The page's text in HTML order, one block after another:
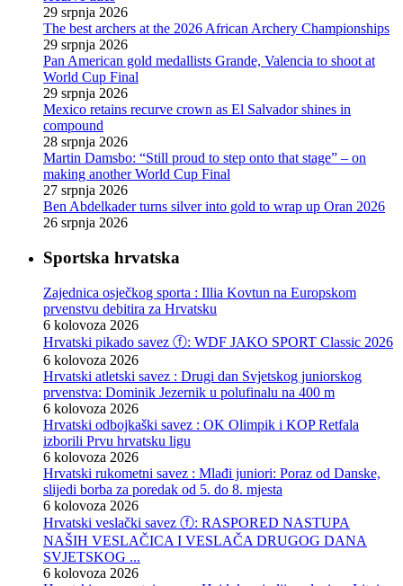
29 srpnja 2026
The best archers at the 2026 African Archery Championships
29 srpnja 2026
Pan American gold medallists Grande, Valencia to shoot at
World Cup Final
29 srpnja 2026
Mexico retains recurve crown as El Salvador shines in
compound
28 srpnja 2026
Martin Damsbo: “Still proud to step onto that stage” – on
making another World Cup Final
27 srpnja 2026
Ben Abdelkader turns silver into gold to wrap up Oran 2026
26 srpnja 2026
Sportska hrvatska
Zajednica osječkog sporta : Illia Kovtun na Europskom
prvenstvu debitira za Hrvatsku
6 kolovoza 2026
Hrvatski pikado savez ⓕ: WDF JAKO SPORT Classic 2026
6 kolovoza 2026
Hrvatski atletski savez : Drugi dan Svjetskog juniorskog
prvenstva: Dominik Jezernik u polufinalu na 400 m
6 kolovoza 2026
Hrvatski odbojkaški savez : OK Olimpik i KOP Retfala
izborili Prvu hrvatsku ligu
6 kolovoza 2026
Hrvatski rukometni savez : Mlađi juniori: Poraz od Danske,
slijedi borba za poredak od 5. do 8. mjesta
6 kolovoza 2026
Hrvatski veslački savez ⓕ: RASPORED NASTUPA
NAŠIH VESLAČICA I VESLAČA DRUGOG DANA
SVJETSKOG ...
6 kolovoza 2026